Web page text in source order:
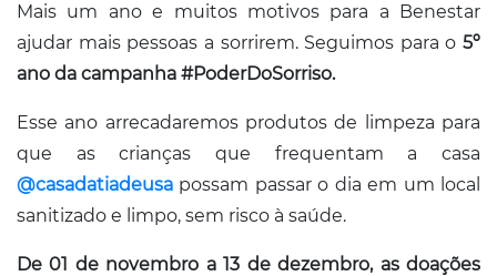
Mais um ano e muitos motivos para a Benestar
ajudar mais pessoas a sorrirem. Seguimos para o 5º
ano da campanha #PoderDoSorriso.
Esse ano arrecadaremos produtos de limpeza para
que as crianças que frequentam a casa
@casadatiadeusa possam passar o dia em um local
sanitizado e limpo, sem risco à saúde.
De 01 de novembro a 13 de dezembro, as doações